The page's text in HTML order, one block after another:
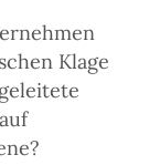
Klage